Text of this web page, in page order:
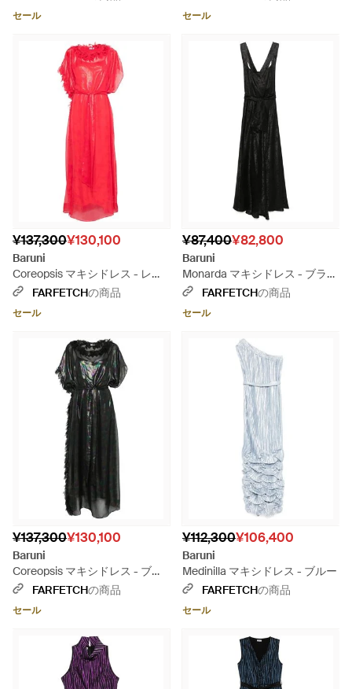
セール セール
¥137,300¥130,100
Baruni
Coreopsis マキシドレス - レッ
ド
FARFETCHの商品
セール
¥87,400¥82,800
Baruni
Monarda マキシドレス - ブラッ
ク
FARFETCHの商品
セール
¥137,300¥130,100
Baruni
Coreopsis マキシドレス - ブラ
ックFARFETCHの商品
セール
¥112,300¥106,400
Baruni
Medinilla マキシドレス - ブルー
FARFETCHの商品
セール